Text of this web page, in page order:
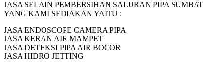
JASA SELAIN PEMBERSIHAN SALURAN PIPA SUMBAT
YANG KAMI SEDIAKAN YAITU :
JASA ENDOSCOPE CAMERA PIPA
JASA KERAN AIR MAMPET
JASA DETEKSI PIPA AIR BOCOR
JASA HIDRO JETTING